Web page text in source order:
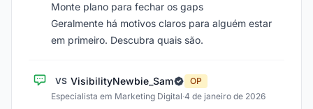
Monte plano para fechar os gaps
Geralmente há motivos claros para alguém estar
em primeiro. Descubra quais são.
VS VisibilityNewbie_Sam
OP
Especialista em Marketing Digital·4 de janeiro de 2026